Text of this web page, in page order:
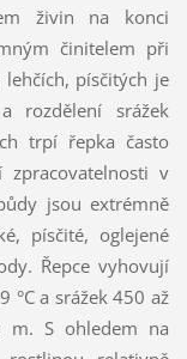
živin na konci
činitelem při
písčitých je
rozdělení srážek
trpí řepka často
v
jsou extrémně
písčité, oglejené
Řepce vyhovují
°C a srážek 450 až
m. S ohledem na